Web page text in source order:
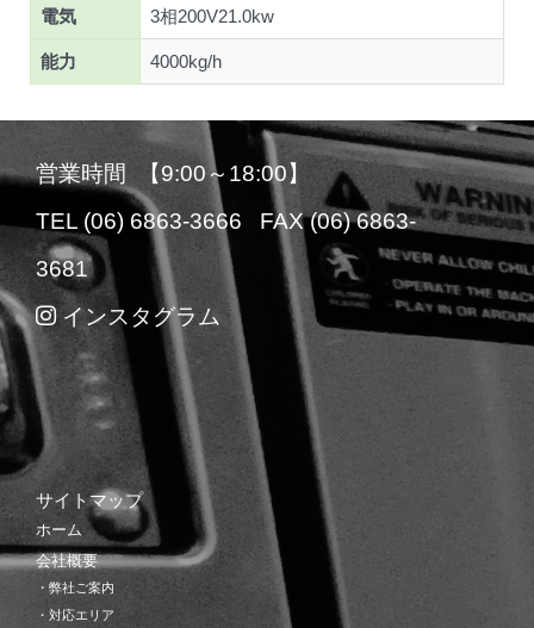
電気 3相200V21.0kw
能力 4000kg/h
営業時間 【9:00～18:00】
TEL (06) 6863-3666 FAX (06) 6863-
3681
インスタグラム
サイトマップ
ホーム
会社概要
・弊社ご案内
・対応エリア